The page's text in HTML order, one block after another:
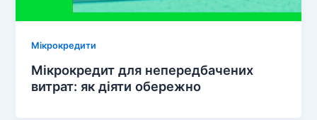
Мікрокредити
Мікрокредит для непередбачених
витрат: як діяти обережно